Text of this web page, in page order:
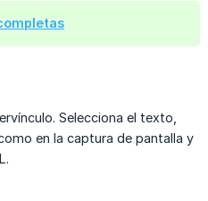
Selecciona el texto,
en la captura de pantalla y